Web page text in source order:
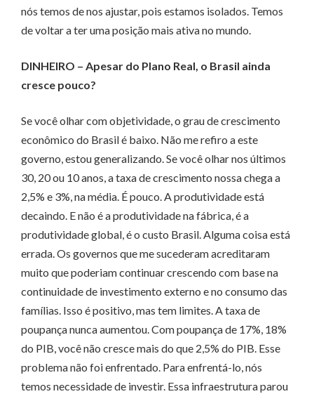
nós temos de nos ajustar, pois estamos isolados. Temos
de voltar a ter uma posição mais ativa no mundo.
DINHEIRO – Apesar do Plano Real, o Brasil ainda
cresce pouco?
Se você olhar com objetividade, o grau de crescimento
econômico do Brasil é baixo. Não me refiro a este
governo, estou generalizando. Se você olhar nos últimos
30, 20 ou 10 anos, a taxa de crescimento nossa chega a
2,5% e 3%, na média. É pouco. A produtividade está
decaindo. E não é a produtividade na fábrica, é a
produtividade global, é o custo Brasil. Alguma coisa está
errada. Os governos que me sucederam acreditaram
muito que poderiam continuar crescendo com base na
continuidade de investimento externo e no consumo das
famílias. Isso é positivo, mas tem limites. A taxa de
poupança nunca aumentou. Com poupança de 17%, 18%
do PIB, você não cresce mais do que 2,5% do PIB. Esse
problema não foi enfrentado. Para enfrentá-lo, nós
temos necessidade de investir. Essa infraestrutura parou